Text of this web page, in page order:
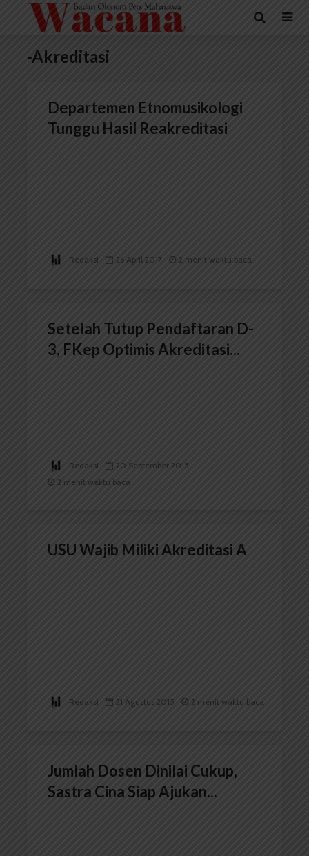
-Akreditasi
Departemen Etnomusikologi
Tunggu Hasil Reakreditasi
Redaksi 26 April 2017 2 menit waktu baca
Setelah Tutup Pendaftaran D-
3, FKep Optimis Akreditasi...
Redaksi
20 September 2015
2 menit waktu baca
USU Wajib Miliki Akreditasi A
Redaksi 21 Agustus 2015 2 menit waktu baca
Jumlah Dosen Dinilai Cukup,
Sastra Cina Siap Ajukan...